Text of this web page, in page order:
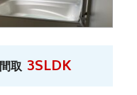
間取 3SLDK